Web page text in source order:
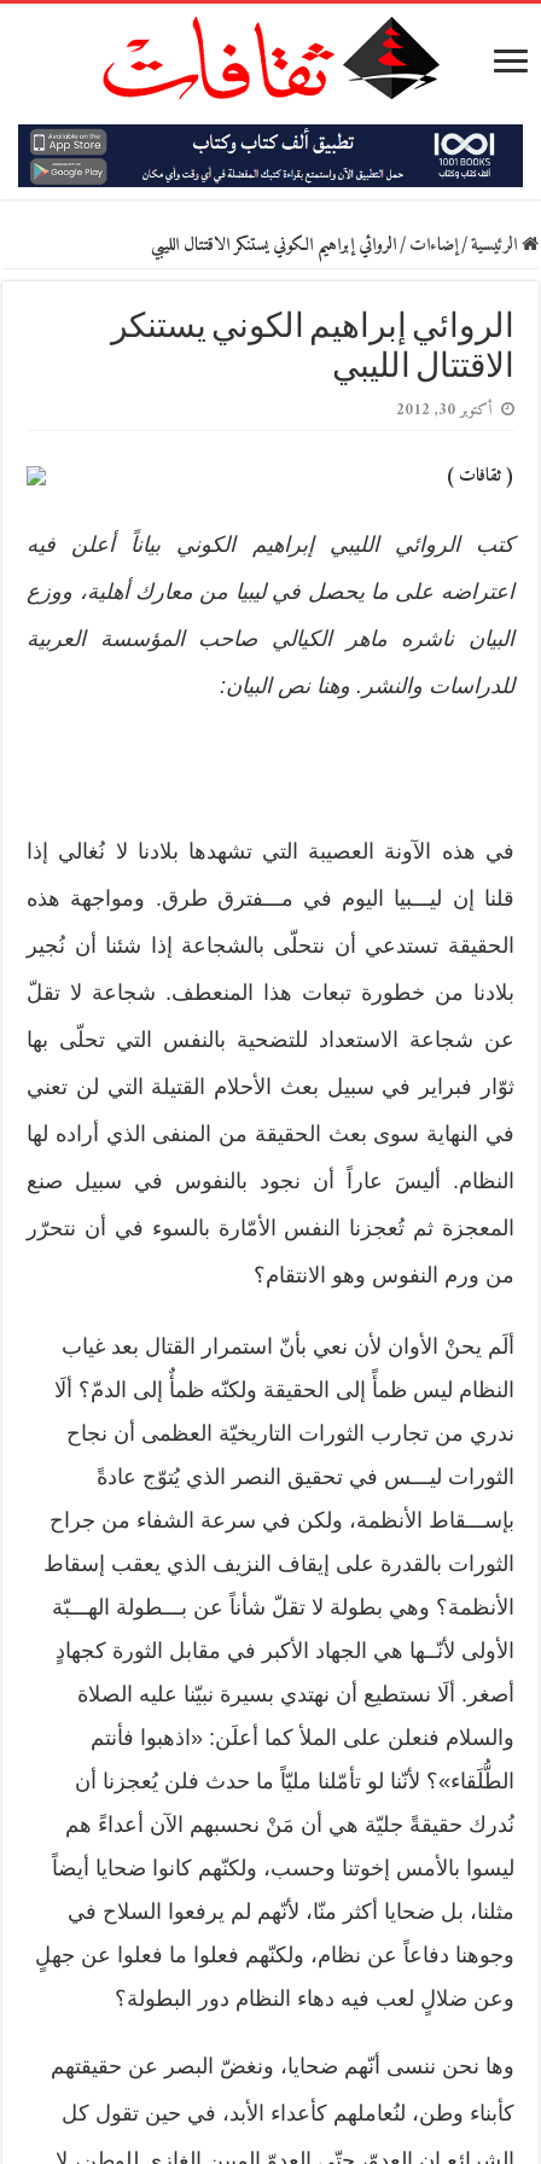
الرئيسية/إضاءات/الروائي إبراهيم الكوني يستنكر الاقتتال الليبي
الروائي إبراهيم الكوني يستنكر
الاقتتال الليبي
أكتوبر 30, 2012
( ثقافات )
كتب الروائي الليبي إبراهيم الكوني بياناً أعلن فيه
اعتراضه على ما يحصل في ليبيا من معارك أهلية، ووزع
البيان ناشره ماهر الكيالي صاحب المؤسسة العربية
للدراسات والنشر. وهنا نص البيان:
في هذه الآونة العصيبة التي تشهدها بلادنا لا نُغالي إذا
قلنا إن ليـــبيا اليوم في مـــفترق طرق. ومواجهة هذه
الحقيقة تستدعي أن نتحلّى بالشجاعة إذا شئنا أن نُجير
بلادنا من خطورة تبعات هذا المنعطف. شجاعة لا تقلّ
عن شجاعة الاستعداد للتضحية بالنفس التي تحلّى بها
ثوّار فبراير في سبيل بعث الأحلام القتيلة التي لن تعني
في النهاية سوى بعث الحقيقة من المنفى الذي أراده لها
النظام. أليسَ عاراً أن نجود بالنفوس في سبيل صنع
المعجزة ثم تُعجزنا النفس الأمّارة بالسوء في أن نتحرّر
من ورم النفوس وهو الانتقام؟
ألَم يحنْ الأوان لأن نعي بأنّ استمرار القتال بعد غياب
النظام ليس ظمأً إلى الحقيقة ولكنّه ظمأٌ إلى الدمّ؟ ألَا
ندري من تجارب الثورات التاريخيّة العظمى أن نجاح
الثورات ليـــس في تحقيق النصر الذي يُتوّج عادةً
بإســـقاط الأنظمة، ولكن في سرعة الشفاء من جراح
الثورات بالقدرة على إيقاف النزيف الذي يعقب إسقاط
الأنظمة؟ وهي بطولة لا تقلّ شأناً عن بـــطولة الهـــبّة
الأولى لأنّــها هي الجهاد الأكبر في مقابل الثورة كجهادٍ
أصغر. ألَا نستطيع أن نهتدي بسيرة نبيّنا عليه الصلاة
والسلام فنعلن على الملأ كما أعلَن: «اذهبوا فأنتم
الطُّلَقاء»؟ لأنّنا لو تأمّلنا مليّاً ما حدث فلن يُعجزنا أن
نُدرك حقيقةً جليّة هي أن مَنْ نحسبهم الآن أعداءً هم
ليسوا بالأمس إخوتنا وحسب، ولكنّهم كانوا ضحايا أيضاً
مثلنا، بل ضحايا أكثر منّا، لأنّهم لم يرفعوا السلاح في
وجوهنا دفاعاً عن نظام، ولكنّهم فعلوا ما فعلوا عن جهلٍ
وعن ضلالٍ لعب فيه دهاء النظام دور البطولة؟
وها نحن ننسى أنّهم ضحايا، ونغضّ البصر عن حقيقتهم
كأبناء وطن، لنُعاملهم كأعداء الأبد، في حين تقول كل